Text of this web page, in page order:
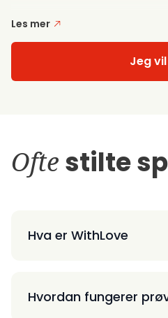
Les mer
Jeg
Ofte stilte
Hva er WithLove
Hvordan fungerer